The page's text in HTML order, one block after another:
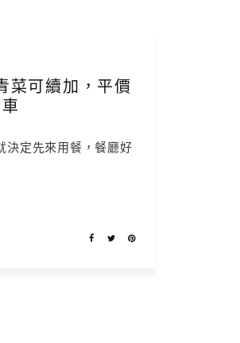
菜可續加，平價
決定先來用餐，餐廳好